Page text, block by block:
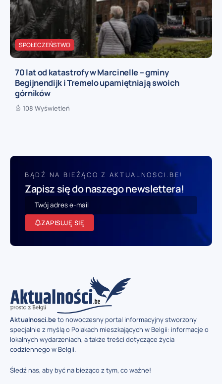
SPOŁECZEŃSTWO
70 lat od katastrofy w Marcinelle – gminy
Begijnendijk i Tremelo upamiętniają swoich
górników
108 Wyświetleń
BĄDŹ NA BIEŻĄCO Z AKTUALNOSCI.BE!
Zapisz się do naszego newslettera!
ZAPISUJĘ SIĘ
Aktualnosci.beto nowoczesny portal informacyjny stworzony
specjalnie z myślą o Polakach mieszkających w Belgii: informacje o
lokalnych wydarzeniach, a także treści dotyczące życia
codziennego w Belgii.
Śledź nas, aby być na bieżąco z tym, co ważne!